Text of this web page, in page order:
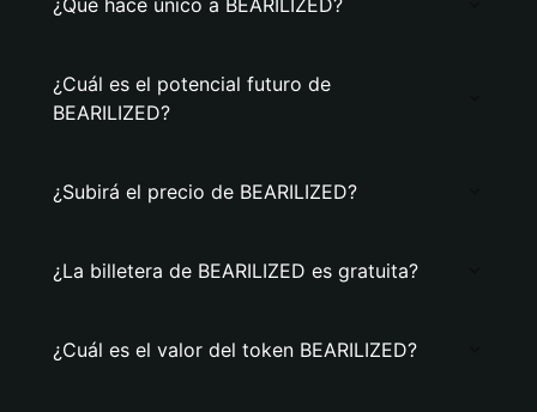
¿Qué hace único a BEARILIZED?
¿Cuál es el potencial futuro de
BEARILIZED?
¿Subirá el precio de BEARILIZED?
¿La billetera de BEARILIZED es gratuita?
¿Cuál es el valor del token BEARILIZED?